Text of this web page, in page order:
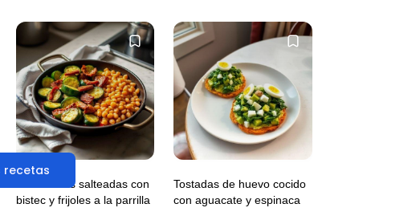
recetas
Calabacitas salteadas con
bistec y frijoles a la parrilla
Tostadas de huevo cocido
con aguacate y espinaca